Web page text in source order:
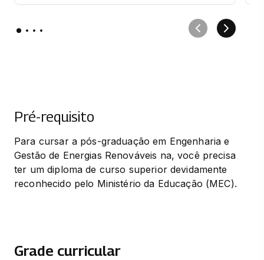
Pré-requisito
Para cursar a pós-graduação em Engenharia e
Gestão de Energias Renováveis na, você precisa
ter um diploma de curso superior devidamente
reconhecido pelo Ministério da Educação (MEC).
Grade curricular